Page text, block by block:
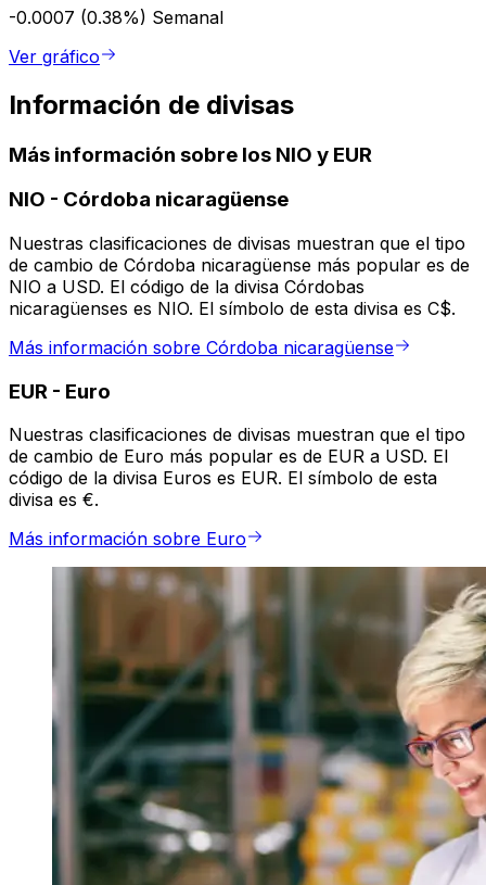
-0.0007 (0.38%) Semanal
Ver gráfico
Información de divisas
Más información sobre los NIO y EUR
NIO - Córdoba nicaragüense
Nuestras clasificaciones de divisas muestran que el tipo
de cambio de Córdoba nicaragüense más popular es de
NIO a USD. El código de la divisa Córdobas
nicaragüenses es NIO. El símbolo de esta divisa es C$.
Más información sobre Córdoba nicaragüense
EUR - Euro
Nuestras clasificaciones de divisas muestran que el tipo
de cambio de Euro más popular es de EUR a USD. El
código de la divisa Euros es EUR. El símbolo de esta
divisa es €.
Más información sobre Euro